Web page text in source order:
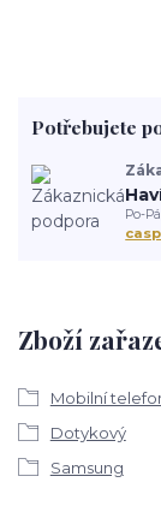
Zboží
Mobilní
Dotykový
Samsung
Potřebujete
Po-